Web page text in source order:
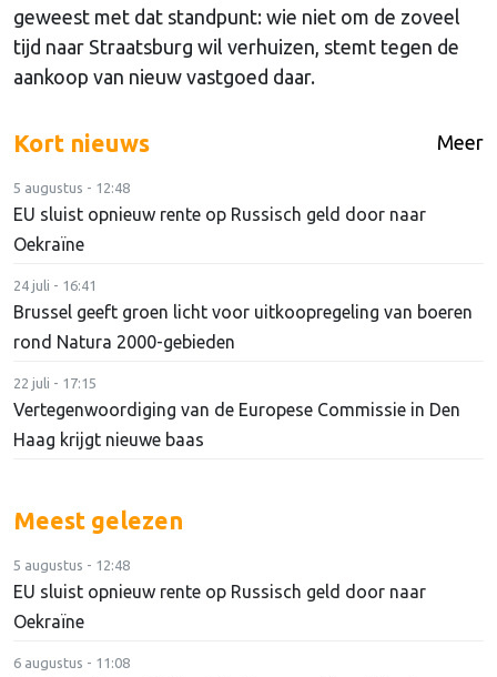
geweest met dat standpunt: wie niet om de zoveel
tijd naar Straatsburg wil verhuizen, stemt tegen de
aankoop van nieuw vastgoed daar.
Kort nieuws Meer
5 augustus - 12:48
EU sluist opnieuw rente op Russisch geld door naar
Oekraïne
24 juli - 16:41
Brussel geeft groen licht voor uitkoopregeling van boeren
rond Natura 2000-gebieden
22 juli - 17:15
Vertegenwoordiging van de Europese Commissie in Den
Haag krijgt nieuwe baas
Meest gelezen
5 augustus - 12:48
EU sluist opnieuw rente op Russisch geld door naar
Oekraïne
6 augustus - 11:08